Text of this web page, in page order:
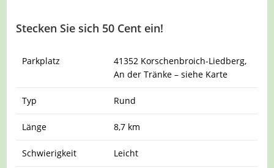
Stecken Sie sich 50 Cent ein!
Parkplatz
41352 Korschenbroich-Liedberg,
An der Tränke – siehe Karte
Typ Rund
Länge 8,7 km
Schwierigkeit Leicht